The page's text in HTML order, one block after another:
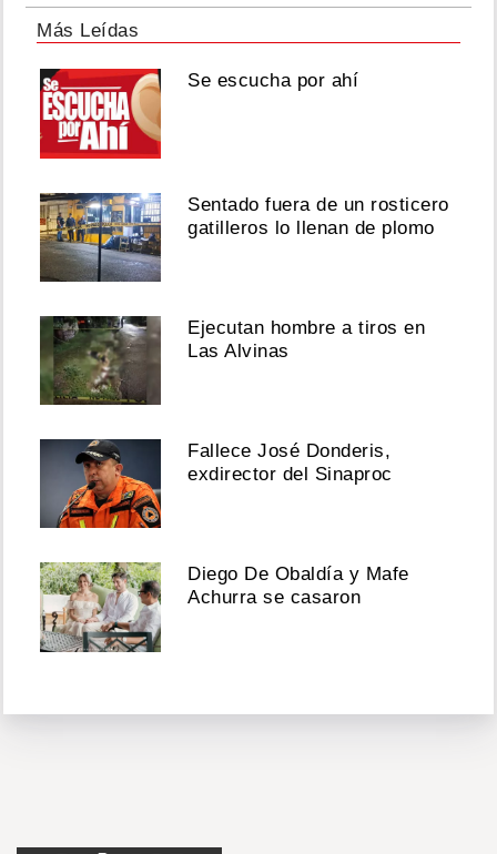
Más Leídas
Se escucha por ahí
Sentado fuera de un rosticero
gatilleros lo llenan de plomo
Ejecutan hombre a tiros en
Las Alvinas
Fallece José Donderis,
exdirector del Sinaproc
Diego De Obaldía y Mafe
Achurra se casaron